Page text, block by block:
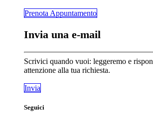
Prenota Appunta​​​​mento
Invia una e-mail
Scrivici quando vuoi: leggeremo e
attenzione alla tua richiesta.
Invia
Seguici